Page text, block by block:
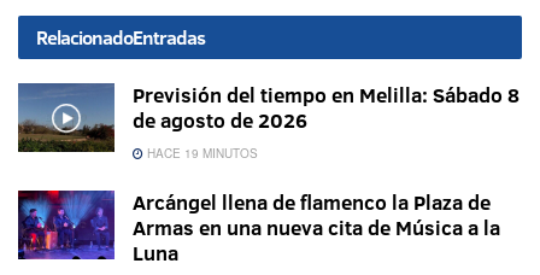
RelacionadoEntradas
Previsión del tiempo en Melilla: Sábado 8
de agosto de 2026
HACE 19 MINUTOS
Arcángel llena de flamenco la Plaza de
Armas en una nueva cita de Música a la
Luna